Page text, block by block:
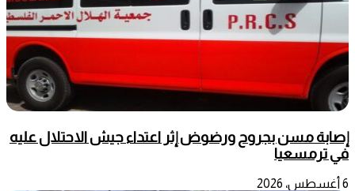
إصابة مسن بجروح ورضوض إثر اعتداء جيش الاحتلال عليه
في ترمسعيا
6 أغسطس، 2026